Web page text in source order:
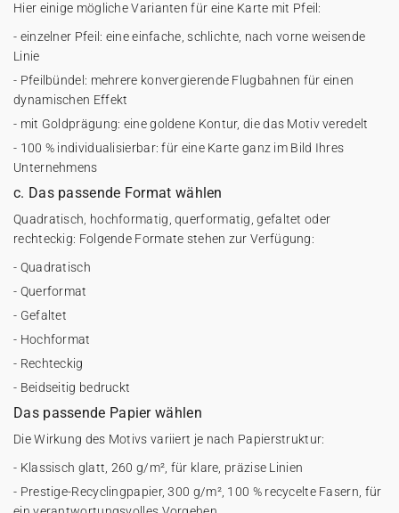
Hier einige mögliche Varianten für eine Karte mit Pfeil:
- einzelner Pfeil: eine einfache, schlichte, nach vorne weisende
Linie
- Pfeilbündel: mehrere konvergierende Flugbahnen für einen
dynamischen Effekt
- mit Goldprägung: eine goldene Kontur, die das Motiv veredelt
- 100 % individualisierbar: für eine Karte ganz im Bild Ihres
Unternehmens
c. Das passende Format wählen
Quadratisch, hochformatig, querformatig, gefaltet oder
rechteckig: Folgende Formate stehen zur Verfügung:
- Quadratisch
- Querformat
- Gefaltet
- Hochformat
- Rechteckig
- Beidseitig bedruckt
Das passende Papier wählen
Die Wirkung des Motivs variiert je nach Papierstruktur:
- Klassisch glatt, 260 g/m², für klare, präzise Linien
- Prestige-Recyclingpapier, 300 g/m², 100 % recycelte Fasern, für